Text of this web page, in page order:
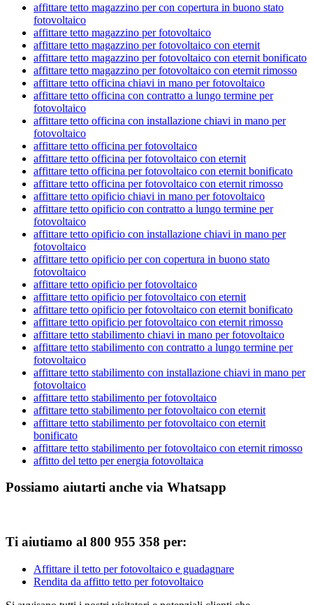
affittare tetto magazzino per con copertura in buono stato
fotovoltaico
affittare tetto magazzino per fotovoltaico
affittare tetto magazzino per fotovoltaico con eternit
affittare tetto magazzino per fotovoltaico con eternit bonificato
affittare tetto magazzino per fotovoltaico con eternit rimosso
affittare tetto officina chiavi in mano per fotovoltaico
affittare tetto officina con contratto a lungo termine per
fotovoltaico
affittare tetto officina con installazione chiavi in mano per
fotovoltaico
affittare tetto officina per fotovoltaico
affittare tetto officina per fotovoltaico con eternit
affittare tetto officina per fotovoltaico con eternit bonificato
affittare tetto officina per fotovoltaico con eternit rimosso
affittare tetto opificio chiavi in mano per fotovoltaico
affittare tetto opificio con contratto a lungo termine per
fotovoltaico
affittare tetto opificio con installazione chiavi in mano per
fotovoltaico
affittare tetto opificio per con copertura in buono stato
fotovoltaico
affittare tetto opificio per fotovoltaico
affittare tetto opificio per fotovoltaico con eternit
affittare tetto opificio per fotovoltaico con eternit bonificato
affittare tetto opificio per fotovoltaico con eternit rimosso
affittare tetto stabilimento chiavi in mano per fotovoltaico
affittare tetto stabilimento con contratto a lungo termine per
fotovoltaico
affittare tetto stabilimento con installazione chiavi in mano per
fotovoltaico
affittare tetto stabilimento per fotovoltaico
affittare tetto stabilimento per fotovoltaico con eternit
affittare tetto stabilimento per fotovoltaico con eternit
bonificato
affittare tetto stabilimento per fotovoltaico con eternit rimosso
affitto del tetto per energia fotovoltaica
Possiamo aiutarti anche via Whatsapp
Ti aiutiamo al 800 955 358 per:
Affittare il tetto per fotovoltaico e guadagnare
Rendita da affitto tetto per fotovoltaico